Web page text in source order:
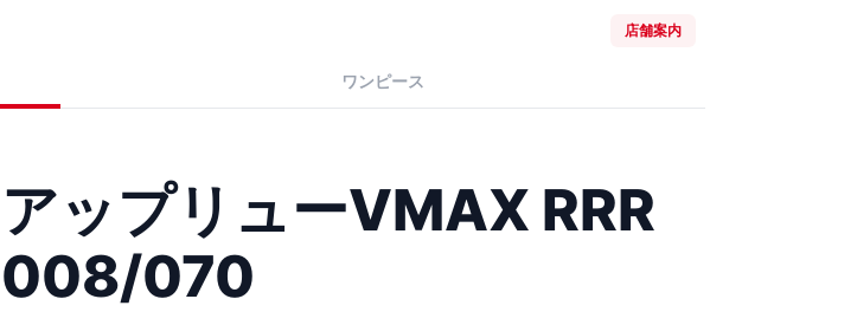
店舗案内
ワンピース
アップリューVMAX RRR
008/070